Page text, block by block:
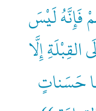
لَيْسَ
إِلَّا
حَسَناتٍ